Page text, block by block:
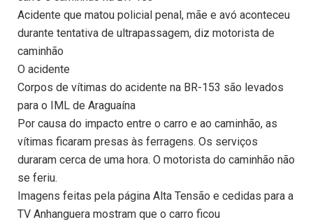
Acidente que matou policial penal, mãe e avó aconteceu
durante tentativa de ultrapassagem, diz motorista de
caminhão
O acidente
Corpos de vítimas do acidente na BR-153 são levados
para o IML de Araguaína
Por causa do impacto entre o carro e ao caminhão, as
vítimas ficaram presas às ferragens. Os serviços
duraram cerca de uma hora. O motorista do caminhão não
se feriu.
Imagens feitas pela página Alta Tensão e cedidas para a
TV Anhanguera mostram que o carro ficou